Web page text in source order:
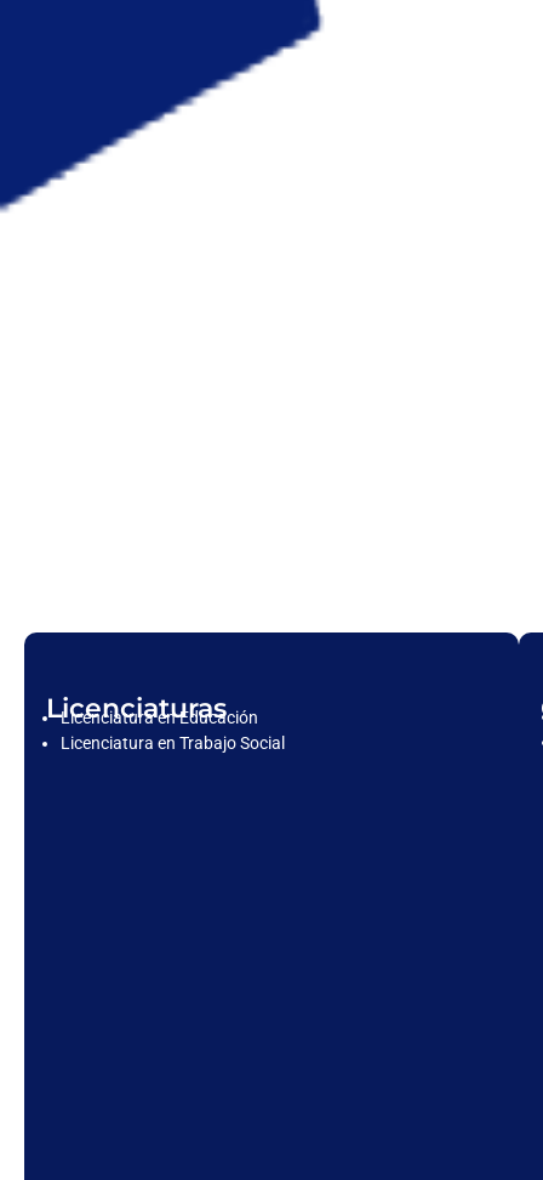
Licenciaturas
Licenciatura en Educación
Licenciatura en Trabajo Social